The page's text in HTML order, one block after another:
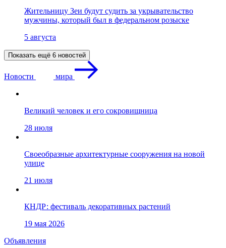
Жительницу Зеи будут судить за укрывательство
мужчины, который был в федеральном розыске
5 августа
Показать ещё 6 новостей
Новости мира
Великий человек и его сокровищница
28 июля
Своеобразные архитектурные сооружения на новой
улице
21 июля
КНДР: фестиваль декоративных растений
19 мая 2026
Объявления